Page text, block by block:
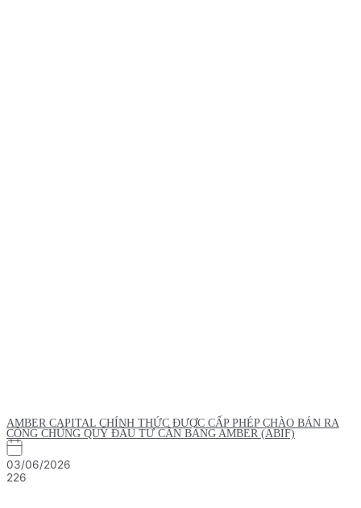
AMBER CAPITAL CHÍNH THỨC ĐƯỢC CẤP PHÉP CHÀO BÁN RA
CÔNG CHÚNG QUỸ ĐẦU TƯ CÂN BẰNG AMBER (ABIF)
03/06/2026
226